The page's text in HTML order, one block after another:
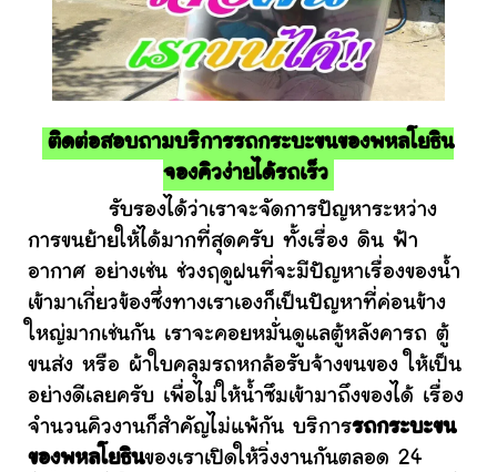
ติดต่อสอบถามบริการรถกระบะขนของพหลโยธิน
จองคิวง่ายได้รถเร็ว
รับรองได้ว่าเราจะจัดการปัญหาระหว่าง
การขนย้ายให้ได้มากที่สุดครับ ทั้งเรื่อง ดิน ฟ้า
อากาศ อย่างเช่น ช่วงฤดูฝนที่จะมีปัญหาเรื่องของน้ำ
เข้ามาเกี่ยวข้องซึ่งทางเราเองก็เป็นปัญหาที่ค่อนข้าง
ใหญ่มากเช่นกัน เราจะคอยหมั่นดูแลตู้หลังคารถ ตู้
ขนส่ง หรือ ผ้าใบคลุมรถหกล้อรับจ้างขนของ ให้เป็น
อย่างดีเลยครับ เพื่อไม่ให้น้ำซึมเข้ามาถึงของได้ เรื่อง
จำนวนคิวงานก็สำคัญไม่แพ้กัน บริการรถกระบะขน
ของพหลโยธินของเราเปิดให้วิ่งงานกันตลอด 24